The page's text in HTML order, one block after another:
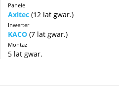
Panele
Axitec (12 lat gwar.)
Inwerter
KACO (7 lat gwar.)
Montaż
5 lat gwar.